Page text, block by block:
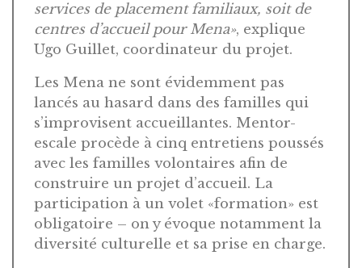
services de placement familiaux, soit de
centres d’accueil pour Mena», explique
Ugo Guillet, coordinateur du projet.
Les Mena ne sont évidemment pas
lancés au hasard dans des familles qui
s’improvisent accueillantes. Mentor-
escale procède à cinq entretiens poussés
avec les familles volontaires afin de
construire un projet d’accueil. La
participation à un volet «formation» est
obligatoire – on y évoque notamment la
diversité culturelle et sa prise en charge.